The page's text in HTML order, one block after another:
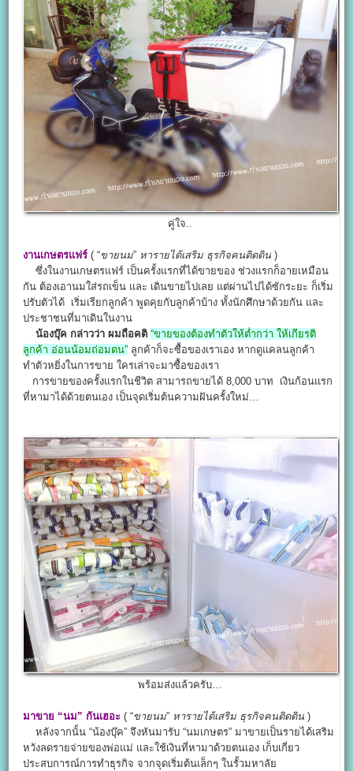
คู่ใจ..
งานเกษตรแฟร์ ( “ขายนม” หารายได้เสริม ธุรกิจคนติดดิน )
ซึ่งในงานเกษตรแฟร์ เป็นครั้งแรกที่ได้ขายของ ช่วงแรกก็อายเหมือน
กัน ต้องเอานมใส่รถเข็น และ เดินขายไปเลย แต่ผ่านไปได้ซักระยะ ก็เริ่ม
ปรับตัวได้ เริ่มเรียกลูกค้า พูดคุยกับลูกค้าบ้าง ทั้งนักศึกษาด้วยกัน และ
ประชาชนที่มาเดินในงาน
น้องบุ๊ค กล่าวว่า ผมถือคติ “ขายของต้องทำตัวให้ต่ำกว่า ให้เกียรติ
ลูกค้า อ่อนน้อมถ่อมตน” ลูกค้าก็จะซื้อของเราเอง หากดูแคลนลูกค้า
ทำตัวหยิ่งในการขาย ใครเล่าจะมาซื้อของเรา
การขายของครั้งแรกในชีวิต สามารถขายได้ 8,000 บาท เงินก้อนแรก
ที่หามาได้ด้วยตนเอง เป็นจุดเริ่มต้นความฝันครั้งใหม่…
พร้อมส่งแล้วครับ…
มาขาย “นม” กันเฮอะ ( “ขายนม” หารายได้เสริม ธุรกิจคนติดดิน )
หลังจากนั้น “น้องบุ๊ค” จึงหันมารับ “นมเกษตร” มาขายเป็นรายได้เสริม
หวังลดรายจ่ายของพ่อแม่ และใช้เงินที่หามาด้วยตนเอง เก็บเกี่ยว
ประสบการณ์การทำธุรกิจ จากจุดเริ่มต้นเล็กๆ ในรั้วมหาลัย